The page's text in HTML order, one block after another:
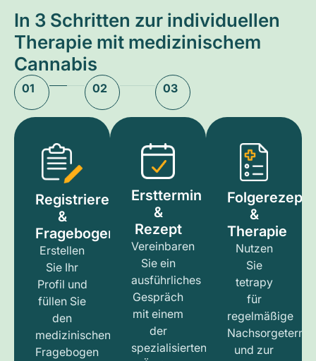
In 3 Schritten zur individuellen
Therapie mit medizinischem
Cannabis
01 02 03
Registrieren
&
Fragebogen
Erstellen
Sie Ihr
Profil und
füllen Sie
den
medizinischen
Fragebogen
Ersttermin
&
Rezept
Vereinbaren
Sie ein
ausführliches
Gespräch
mit einem
der
spezialisierten
Folgerezept
&
Therapie
Nutzen
Sie
tetrapy
für
regelmäßige
und zur